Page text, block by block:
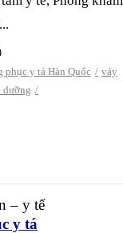
phục y tá Hàn Quốc
váy
dưỡng
– y tế
y tá